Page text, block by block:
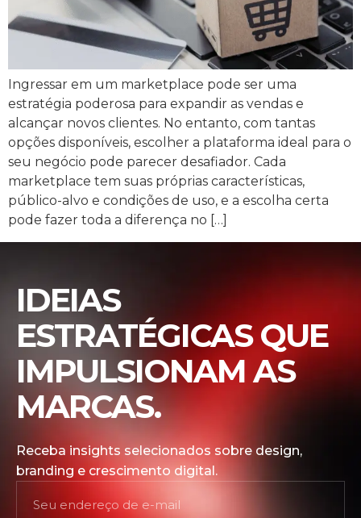
Ingressar em um marketplace pode ser uma
estratégia poderosa para expandir as vendas e
alcançar novos clientes. No entanto, com tantas
opções disponíveis, escolher a plataforma ideal para o
seu negócio pode parecer desafiador. Cada
marketplace tem suas próprias características,
público-alvo e condições de uso, e a escolha certa
pode fazer toda a diferença no […]
IDEIAS
ESTRATÉGICAS QUE
IMPULSIONAM AS
MARCAS.
Receba insights selecionados sobre design,
branding e crescimento digital.